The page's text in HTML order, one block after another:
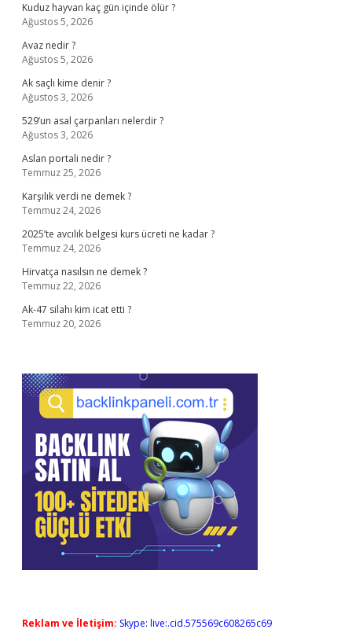
Kuduz hayvan kaç gün içinde ölür ?
Ağustos 5, 2026
Avaz nedir ?
Ağustos 5, 2026
Ak saçlı kime denir ?
Ağustos 3, 2026
529’un asal çarpanları nelerdir ?
Ağustos 3, 2026
Aslan portali nedir ?
Temmuz 25, 2026
Karşılık verdi ne demek ?
Temmuz 24, 2026
2025’te avcılık belgesi kurs ücreti ne kadar ?
Temmuz 24, 2026
Hirvatça nasılsın ne demek ?
Temmuz 22, 2026
Ak-47 silahı kim icat etti ?
Temmuz 20, 2026
Reklam ve İletişim: Skype: live:.cid.575569c608265c69